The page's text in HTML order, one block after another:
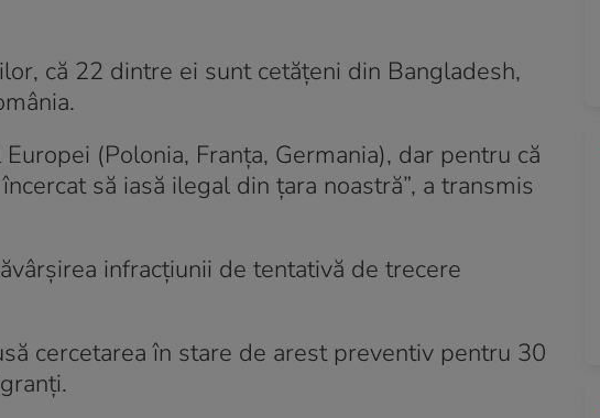
că 22 dintre ei sunt cetăţeni din Bangladesh,
(Polonia, Franța, Germania), dar pentru că
să iasă ilegal din țara noastră”, a transmis
infracțiunii de tentativă de trecere
cercetarea în stare de arest preventiv pentru 30